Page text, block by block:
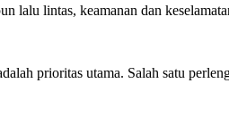
lintas, keamanan dan
prioritas utama. Salah satu